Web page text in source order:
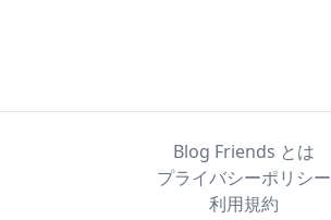
Blog Friends とは
プライバシーポリシー
利用規約